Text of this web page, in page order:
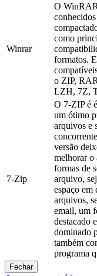
Winrar
O
como
formatos.
o ZIP,
LZH, 7Z,
7-Zip
O 7-ZIP é
um ótimo
arquivos e
versão
melhorar o
formas de
arquivo,
espaço em
arquivos,
email, um
destacado
dominado
também
programa
Fechar